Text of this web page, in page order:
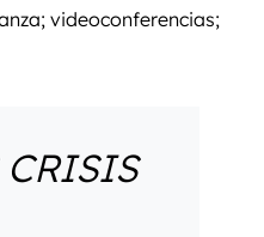
videoconferencias;